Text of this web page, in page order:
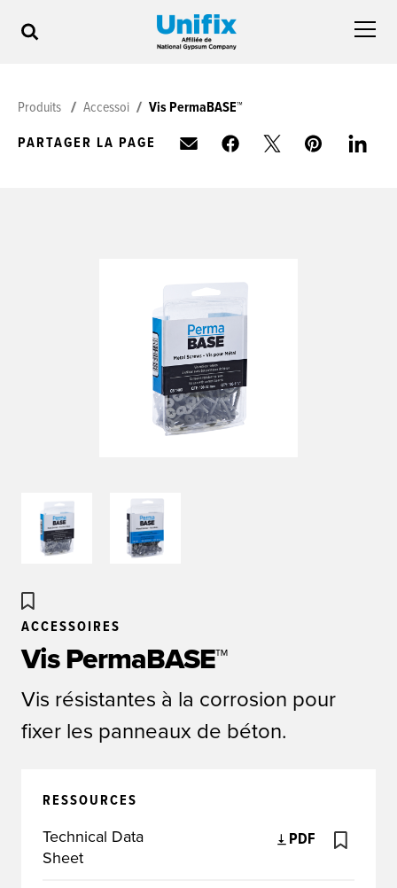
Produits Accessoires Vis PermaBASE™
PARTAGER LA PAGE
ACCESSOIRES
Vis PermaBASE™
Vis résistantes à la corrosion pour
fixer les panneaux de béton.
RESSOURCES
Technical Data
Sheet
PDF